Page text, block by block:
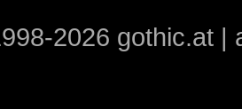
2026 gothic.at |